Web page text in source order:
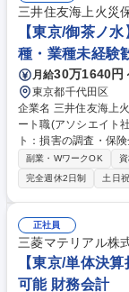
んでくれる仲間を募集いたします。 募集職
ンバークラス】映画
三井住友海上火災
【東京/御茶ノ
種・業種未経験
月給30万1640円
東京都千代田区
企業名 三井住友海上火災保険株式会社 求
ート職(アソシエイト社員)職種・
ト：損害の調査・保
サポート：お客さま
して、事故を解決していく仕
に向けた高い品質の
割合の発生しない対
過失割合の発生する
もあります。 ◎火災/
病など様々な保険種目につ
御茶ノ水】損害サポ
副業・WワークOK
完全週休2日制
土日
正社員
三菱マテリアル株
【東京/単体決
可能 財務会計